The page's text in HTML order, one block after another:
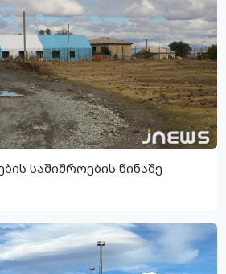
საშიშროების წინაშე